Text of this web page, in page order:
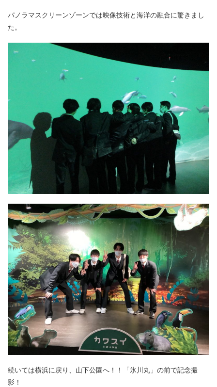
パノラマスクリーンゾーンでは映像技術と海洋の融合に驚きまし
た。
続いては横浜に戻り、山下公園へ！！「氷川丸」の前で記念撮
影！